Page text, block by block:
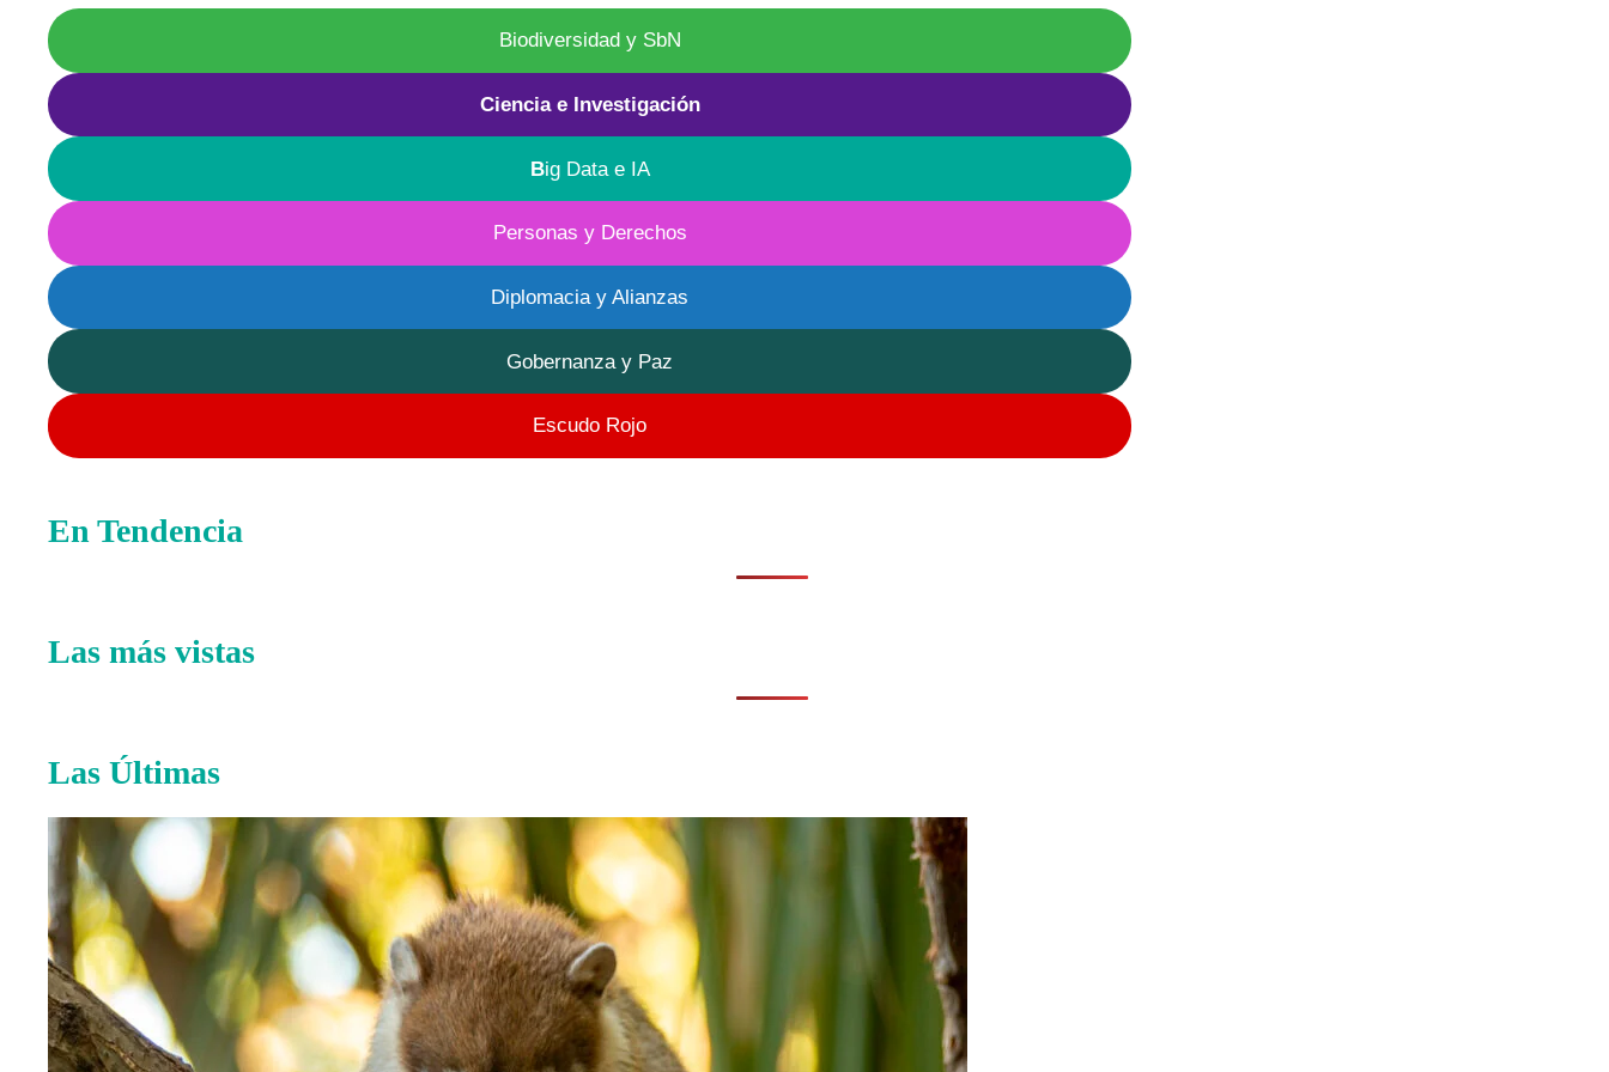
Biodiversidad y SbN
Ciencia e Investigación
Big Data e IA
Personas y Derechos
Diplomacia y Alianzas
Gobernanza y Paz
Escudo Rojo
En Tendencia
Las más vistas
Las Últimas